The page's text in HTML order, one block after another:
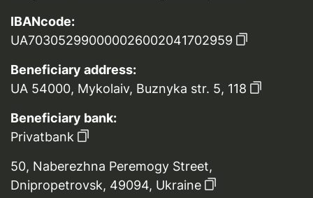
IBANcode:
UA703052990000026002041702959
Beneficiary address:
UA 54000, Mykolaiv, Buznyka str. 5, 118
Beneficiary bank:
Privatbank
50, Naberezhna Peremogy Street,
Dnipropetrovsk, 49094, Ukraine